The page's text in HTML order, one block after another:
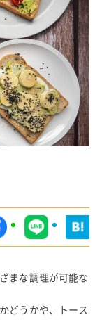
まな調理が可能な
どうかや、トース